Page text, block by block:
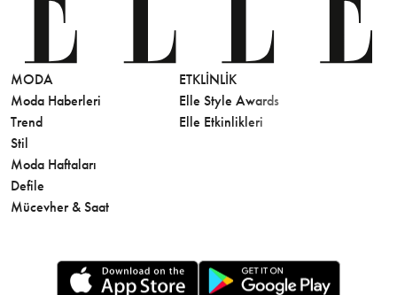
MODA
Moda Haberleri
Trend
Stil
Moda Haftaları
Defile
Mücevher & Saat
ETKLINLIK
Elle Style Awards
Elle Etkinlikleri